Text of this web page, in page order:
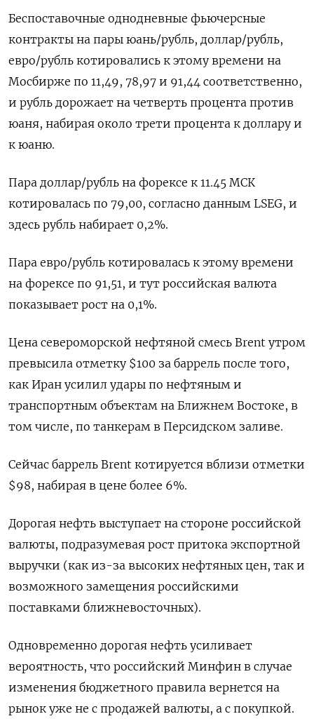
Беспоставочные однодневные фьючерсные
контракты на пары юань/рубль, доллар/рубль,
евро/рубль котировались к этому времени на
Мосбирже по 11,49, 78,97 и 91,44 соответственно,
и рубль дорожает на четверть процента против
юаня, набирая около трети процента к доллару и ​
к юаню.
Пара доллар/рубль на форексе к ​11.45 МСК
котировалась по 79,00, согласно ​данным LSEG, ⁠и
здесь рубль набирает 0,2%.
Пара евро/рубль котировалась к этому времени
на форексе по 91,51, ‌и тут российская валюта
показывает рост на 0,1%.
Цена ‌североморской нефтяной смесь Brent утром
превысила отметку $100 за баррель после того,
как Иран усилил удары по нефтяным и
транспортным объектам ​на Ближнем Востоке, в
том числе, по танкерам в Персидском заливе.
Сейчас баррель Brent котируется вблизи ‌отметки
$98, набирая в цене более 6%.
Дорогая нефть выступает на стороне российской
валюты, подразумевая рост притока экспортной
выручки (как из-за ​высоких нефтяных цен, так и
возможного замещения российскими
поставками ближневосточных).
Одновременно дорогая нефть усиливает
вероятность, что российский Минфин в ‌случае
изменения бюджетного правила вернется на
рынок уже не с продажей валюты, а с покупкой.